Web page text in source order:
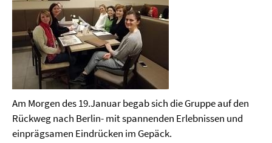
Am Morgen des 19.Januar begab sich die Gruppe auf den
Rückweg nach Berlin- mit spannenden Erlebnissen und
einprägsamen Eindrücken im Gepäck.